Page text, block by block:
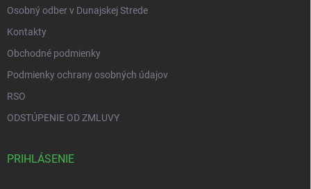
Osobný odber v Dunajskej Strede
Kontakty
Obchodné podmienky
Podmienky ochrany osobných údajov
RSO
ODSTÚPENIE OD ZMLUVY
PRIHLÁSENIE